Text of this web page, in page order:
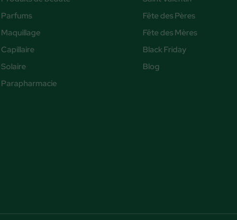
Parfums
Maquillage
Capillaire
Solaire
Parapharmacie
Fête des Pères
Fête des Mères
Black Friday
Blog